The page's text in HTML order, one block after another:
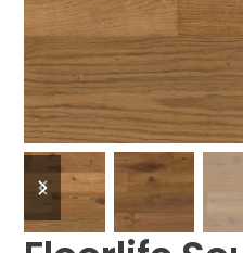
previous
slide
next
slide